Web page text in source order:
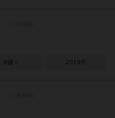
8歳～ 2019年